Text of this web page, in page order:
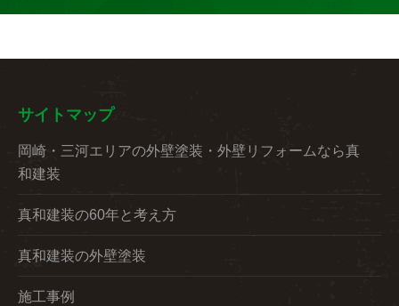
サイトマップ
岡崎・三河エリアの外壁塗装・外壁リフォームなら真
和建装
真和建装の60年と考え方
真和建装の外壁塗装
施工事例